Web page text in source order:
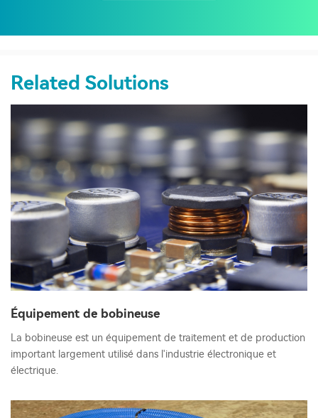
Related Solutions
Équipement de bobineuse
La bobineuse est un équipement de traitement et de production
important largement utilisé dans l'industrie électronique et
électrique.